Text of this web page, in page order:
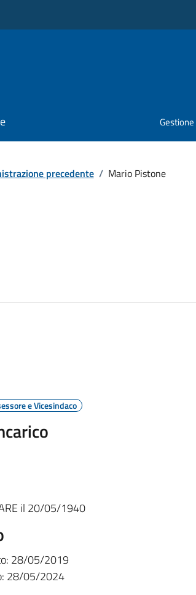
precedente / Mario Pistone
e Vicesindaco
il 20/05/1940
28/05/2019
28/05/2024